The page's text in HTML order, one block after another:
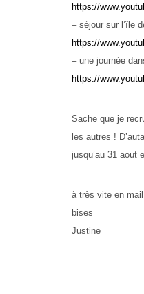
https://
– séjour sur l’île
https://
– une journée
https://
Sache que je
les autres !
jusqu’au 31 aout
à très vite en
bises
Justine